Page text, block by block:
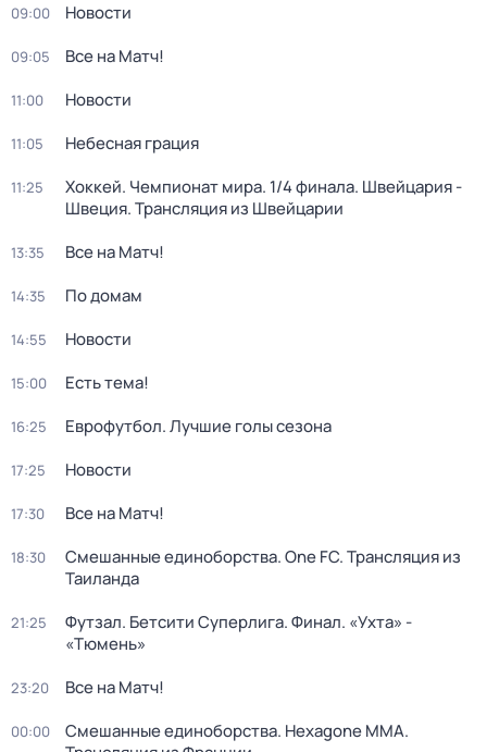
09:00 Новости
09:05 Все на Матч!
11:00 Новости
11:05 Небесная грация
11:25
Хоккей. Чемпионат мира. 1/4 финала. Швейцария -
Швеция. Трансляция из Швейцарии
13:35 Все на Матч!
14:35 По домам
14:55 Новости
15:00 Есть тема!
16:25 Еврофутбол. Лучшие голы сезона
17:25 Новости
17:30 Все на Матч!
18:30
Смешанные единоборства. One FC. Трансляция из
Таиланда
21:25
Футзал. Бетсити Суперлига. Финал. «Ухта» -
«Тюмень»
23:20 Все на Матч!
00:00
Смешанные единоборства. Hexagone MMA.